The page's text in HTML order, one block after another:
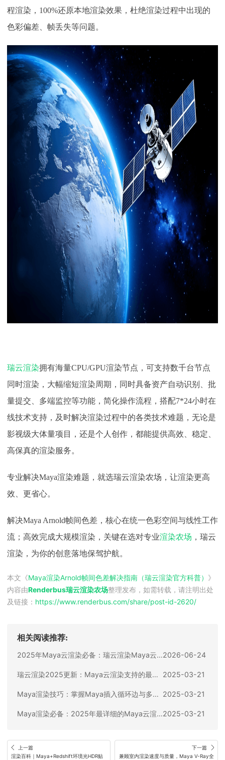
程渲染，100%还原本地渲染效果，杜绝渲染过程中出现的
色彩偏差、帧丢失等问题。
瑞云渲染拥有海量CPU/GPU渲染节点，可支持数千台节点
同时渲染，大幅缩短渲染周期，同时具备资产自动识别、批
量提交、多端监控等功能，简化操作流程，搭配7*24小时在
线技术支持，及时解决渲染过程中的各类技术难题，无论是
影视级大体量项目，还是个人创作，都能提供高效、稳定、
高保真的渲染服务。
专业解决Maya渲染难题，就选瑞云渲染农场，让渲染更高
效、更省心。
解决Maya Arnold帧间色差，核心在统一色彩空间与线性工作
流；高效完成大规模渲染，关键在选对专业渲染农场 ，瑞云
渲染，为你的创意落地保驾护航。
本文《Maya渲染Arnold帧间色差解决指南（瑞云渲染官方科普） 》
内容由Renderbus瑞云渲染农场整理发布，如需转载，请注明出处
及链接： https://www.renderbus.com/share/post-id-2620/
相关阅读推荐:
2025年Maya云渲染必备：瑞云渲染Maya云渲染支持的CG插件全盘点2026-06-24
瑞云渲染2025更新：Maya云渲染支持的最佳渲染器推荐及使用指南 2025-03-21
Maya渲染技巧：掌握Maya插入循环边与多切割命令设置，提升Maya渲染效果 2025-03-21
Maya渲染必备：2025年最详细的Maya云渲染操作指南与Maya渲染优化策略2025-03-21
上一篇
渲染百科｜Maya+Redshift环境光HDR贴
下一篇
兼顾室内渲染速度与质量，Maya V-Ray全